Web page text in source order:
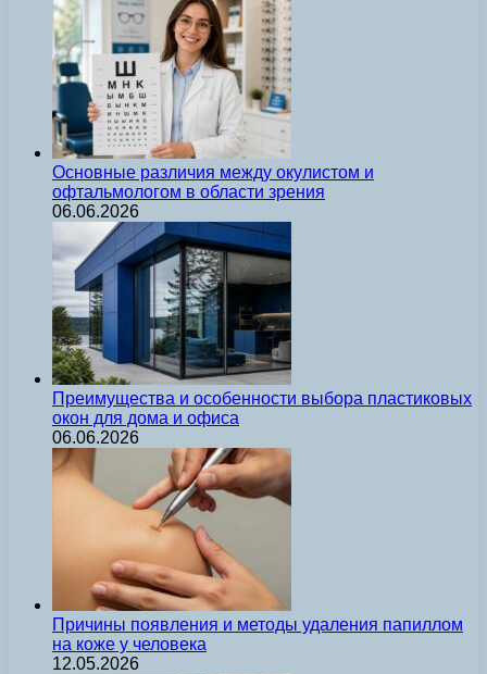
Основные различия между окулистом и
офтальмологом в области зрения
06.06.2026
Преимущества и особенности выбора пластиковых
окон для дома и офиса
06.06.2026
Причины появления и методы удаления папиллом
на коже у человека
12.05.2026